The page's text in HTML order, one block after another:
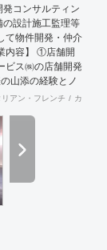
コンサルティン
の設計施工監理等
て物件開発・仲介
内容】 ①店舗開
ビス㈱の店舗開発
山添の経験とノ
なく、店舗の出店
ト致します。 ②内
豊富な経験実
な現場監理によ
括してワンスト
舗・オフィス仲
たネットワーク
し、出店希望の
イドの主要幹線
リアン・フレンチ カフェ